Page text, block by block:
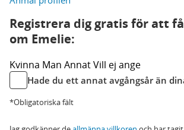
Registrera dig gratis för att
om Emelie:
Kvinna Man AnnatVill ej ange
Hade du ett annat avgångsår än
*Obligatoriska fält